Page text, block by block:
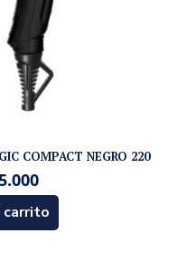
COMPACT NEGRO 220
carrito